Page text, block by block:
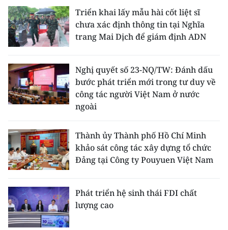
Triển khai lấy mẫu hài cốt liệt sĩ
chưa xác định thông tin tại Nghĩa
trang Mai Dịch để giám định ADN
Nghị quyết số 23-NQ/TW: Đánh dấu
bước phát triển mới trong tư duy về
công tác người Việt Nam ở nước
ngoài
Thành ủy Thành phố Hồ Chí Minh
khảo sát công tác xây dựng tổ chức
Đảng tại Công ty Pouyuen Việt Nam
Phát triển hệ sinh thái FDI chất
lượng cao